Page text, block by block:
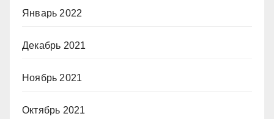
Январь 2022
Декабрь 2021
Ноябрь 2021
Октябрь 2021